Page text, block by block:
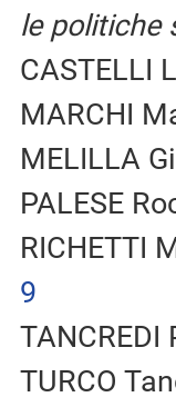
le politiche
CASTELLI
MARCHI
MELILLA
PALESE
RICHETTI
9
TANCREDI
TURCO